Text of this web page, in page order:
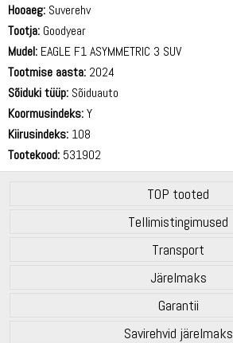
Hooaeg: Suverehv
Tootja: Goodyear
Mudel: EAGLE F1 ASYMMETRIC 3 SUV
Tootmise aasta: 2024
Sõiduki tüüp: Sõiduauto
Koormusindeks:Y
Kiirusindeks: 108
Tootekood: 531902
TOP tooted
Tellimistingimused
Transport
Järelmaks
Garantii
Savirehvid järelmaks